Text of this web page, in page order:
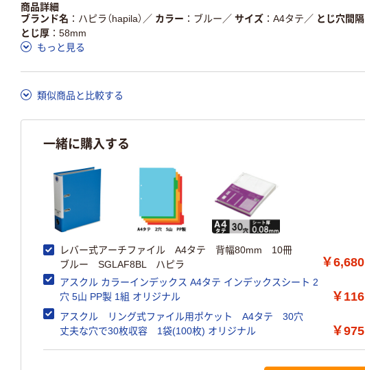
商品詳細
ブランド名
ハピラ（hapila） ／ カラー ブルー ／ サイズ A4タテ ／ とじ穴間隔
とじ厚
58mm
もっと見る
類似商品と比較する
一緒に購入する
レバー式アーチファイル A4タテ 背幅80mm 10冊
ブルー SGLAF8BL ハピラ
￥6,680
アスクル カラーインデックス A4タテ インデックスシート 2
穴 5山 PP製 1組 オリジナル
￥116
アスクル リング式ファイル用ポケット A4タテ 30穴
丈夫な穴で30枚収容 1袋(100枚) オリジナル
￥975